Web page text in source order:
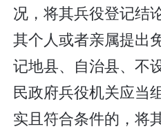
况，将其兵役登记结
其个人或者亲属提出
记地县、自治县、不
民政府兵役机关应当
实且符合条件的，将